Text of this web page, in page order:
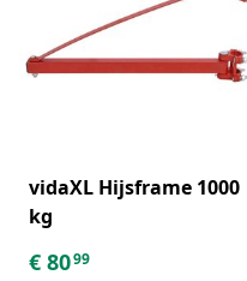
vidaXL Hijsframe 1000
kg
€ 8099